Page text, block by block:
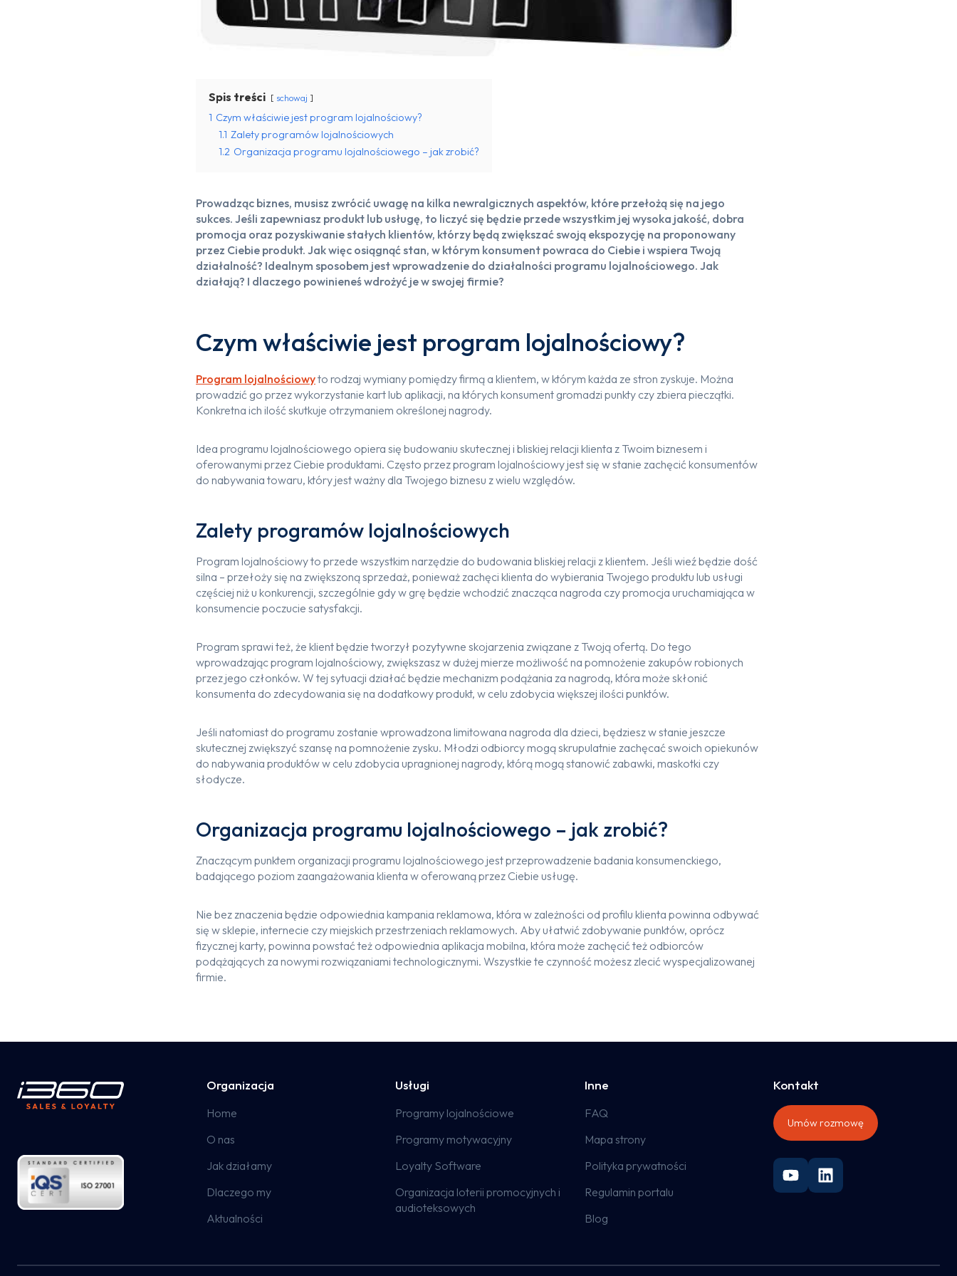
Spis treści schowaj
1 Czym właściwie jest program lojalnościowy?
1.1 Zalety programów lojalnościowych
1.2 Organizacja programu lojalnościowego – jak zrobić?
Prowadząc biznes, musisz zwrócić uwagę na kilka newralgicznych aspektów, które przełożą się na jego
sukces. Jeśli zapewniasz produkt lub usługę, to liczyć się będzie przede wszystkim jej wysoka jakość, dobra
promocja oraz pozyskiwanie stałych klientów, którzy będą zwiększać swoją ekspozycję na proponowany
przez Ciebie produkt. Jak więc osiągnąć stan, w którym konsument powraca do Ciebie i wspiera Twoją
działalność? Idealnym sposobem jest wprowadzenie do działalności programu lojalnościowego. Jak
działają? I dlaczego powinieneś wdrożyć je w swojej firmie?
Czym właściwie jest program lojalnościowy?
Program lojalnościowyto rodzaj wymiany pomiędzy firmą a klientem, w którym każda ze stron zyskuje. Można
prowadzić go przez wykorzystanie kart lub aplikacji, na których konsument gromadzi punkty czy zbiera pieczątki.
Konkretna ich ilość skutkuje otrzymaniem określonej nagrody.
Idea programu lojalnościowego opiera się budowaniu skutecznej i bliskiej relacji klienta z Twoim biznesem i
oferowanymi przez Ciebie produktami. Często przez program lojalnościowy jest się w stanie zachęcić konsumentów
do nabywania towaru, który jest ważny dla Twojego biznesu z wielu względów.
Zalety programów lojalnościowych
Program lojalnościowy to przede wszystkim narzędzie do budowania bliskiej relacji z klientem. Jeśli wieź będzie dość
silna – przełoży się na zwiększoną sprzedaż, ponieważ zachęci klienta do wybierania Twojego produktu lub usługi
częściej niż u konkurencji, szczególnie gdy w grę będzie wchodzić znacząca nagroda czy promocja uruchamiająca w
konsumencie poczucie satysfakcji.
Program sprawi też, że klient będzie tworzył pozytywne skojarzenia związane z Twoją ofertą. Do tego
wprowadzając program lojalnościowy, zwiększasz w dużej mierze możliwość na pomnożenie zakupów robionych
przez jego członków. W tej sytuacji działać będzie mechanizm podążania za nagrodą, która może skłonić
konsumenta do zdecydowania się na dodatkowy produkt, w celu zdobycia większej ilości punktów.
Jeśli natomiast do programu zostanie wprowadzona limitowana nagroda dla dzieci, będziesz w stanie jeszcze
skutecznej zwiększyć szansę na pomnożenie zysku. Młodzi odbiorcy mogą skrupulatnie zachęcać swoich opiekunów
do nabywania produktów w celu zdobycia upragnionej nagrody, którą mogą stanowić zabawki, maskotki czy
słodycze.
Organizacja programu lojalnościowego – jak zrobić?
Znaczącym punktem organizacji programu lojalnościowego jest przeprowadzenie badania konsumenckiego,
badającego poziom zaangażowania klienta w oferowaną przez Ciebie usługę.
Nie bez znaczenia będzie odpowiednia kampania reklamowa, która w zależności od profilu klienta powinna odbywać
się w sklepie, internecie czy miejskich przestrzeniach reklamowych. Aby ułatwić zdobywanie punktów, oprócz
fizycznej karty, powinna powstać też odpowiednia aplikacja mobilna, która może zachęcić też odbiorców
podążających za nowymi rozwiązaniami technologicznymi. Wszystkie te czynność możesz zlecić wyspecjalizowanej
firmie.
Organizacja
Home
O nas
Jak działamy
Dlaczego my
Aktualności
Usługi
Programy lojalnościowe
Programy motywacyjny
Loyalty Software
Organizacja loterii promocyjnych i
audioteksowych
Inne
FAQ
Mapa strony
Polityka prywatności
Regulamin portalu
Blog
Kontakt
Umów rozmowę